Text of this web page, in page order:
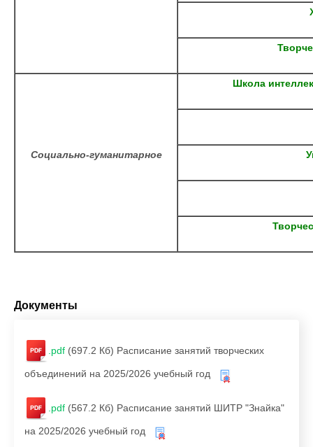
Социально-гуманитарное
Школа
Документы
.pdf (697.2 Кб) Расписание занятий творческих
объединений на 2025/2026 учебный год
.pdf (567.2 Кб) Расписание занятий ШИТР "Знайка"
на 2025/2026 учебный год